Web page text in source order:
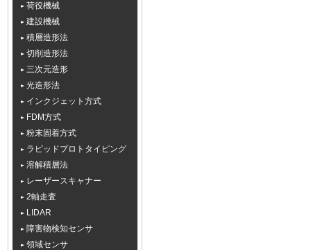
荷役機械
建設機械
積層造形法
切削造形法
三次元造形
光造形法
インクジェット方式
FDM方式
粉末固着方式
ラピッドプロトタイピング
溶解積層法
レーザースキャナー
2軸走査
LIDAR
障害物検知センサ
領域センサ